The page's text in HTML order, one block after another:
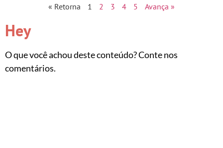
« Retorna 1 2 3 4 5 Avança »
Hey
O que você achou deste conteúdo? Conte nos
comentários.